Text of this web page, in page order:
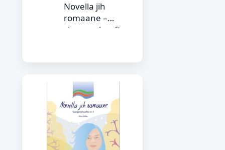
Novella jih
romaane –
sjangereheefte nr.